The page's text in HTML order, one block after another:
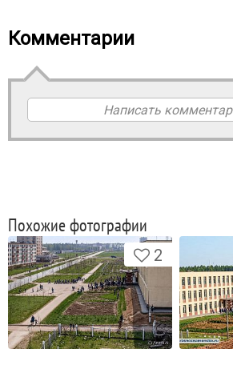
Комментарии
Написать
Похожие фотографии
2